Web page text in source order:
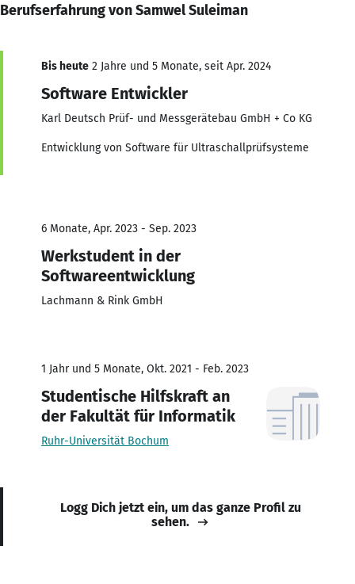
Berufserfahrung von Samwel Suleiman
Bis heute 2 Jahre und 5 Monate, seit Apr. 2024
Software Entwickler
Karl Deutsch Prüf- und Messgerätebau GmbH + Co KG
Entwicklung von Software für Ultraschallprüfsysteme
6 Monate, Apr. 2023 - Sep. 2023
Werkstudent in der
Softwareentwicklung
Lachmann & Rink GmbH
1 Jahr und 5 Monate, Okt. 2021 - Feb. 2023
Studentische Hilfskraft an
der Fakultät für Informatik
Ruhr-Universität Bochum
Logg Dich jetzt ein, um das ganze Profil zu
sehen.